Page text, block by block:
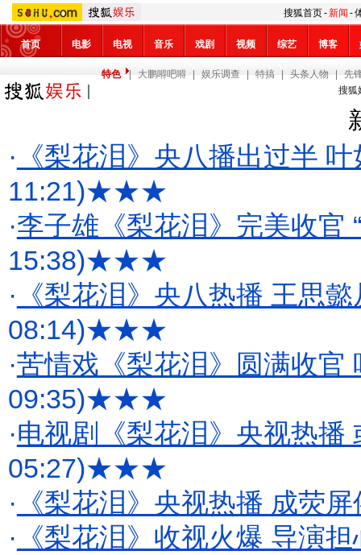
搜狐首页-新闻 -
首页 电影 电视 音乐 戏剧 视频 综艺 博客
特色 大鹏嘚吧嘚 娱乐调查 特搞 头条人物
先
搜狐
· 《梨花泪》央八播出过半
11:21)★★★
·李子雄《梨花泪》完美收官
15:38)★★★
· 《梨花泪》央八热播 王思
08:14)★★★
·苦情戏《梨花泪》圆满收官
09:35)★★★
·电视剧《梨花泪》央视热播
05:27)★★★
· 《梨花泪》央视热播 成荧
· 《梨花泪》收视火爆 导演